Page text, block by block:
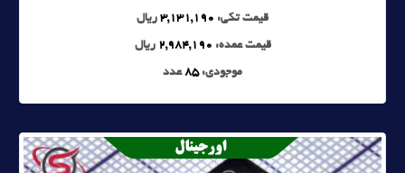
قیمت تکی: 3,131,190 ریال
قیمت عمده: 2,984,190 ریال
موجودی:85عدد